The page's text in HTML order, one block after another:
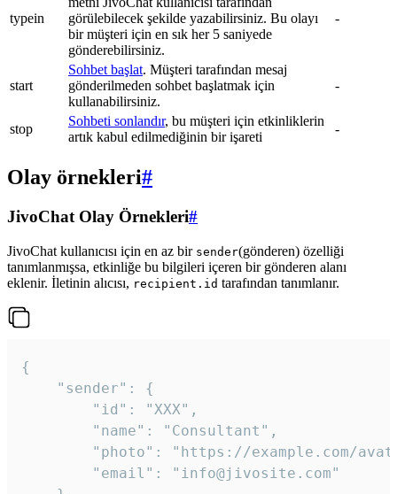
typein
görülebilecek şekilde yazabilirsiniz. Bu olayı
bir müşteri için en sık her 5 saniyede
gönderebilirsiniz.
-
start
Sohbet başlat. Müşteri tarafından mesaj
gönderilmeden sohbet başlatmak için
kullanabilirsiniz.
-
stop
Sohbeti sonlandır, bu müşteri için etkinliklerin
artık kabul edilmediğinin bir işareti
-
Olay örnekleri#
JivoChat Olay Örnekleri#
JivoChat kullanıcısı için en az bir sender(gönderen) özelliği
tanımlanmışsa, etkinliğe bu bilgileri içeren bir gönderen alanı
eklenir. İletinin alıcısı, recipient.id tarafından tanımlanır.
{